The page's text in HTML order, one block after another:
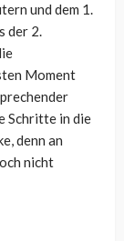
und dem 1.
der 2.
Moment
Schritte in die
denn an
nicht